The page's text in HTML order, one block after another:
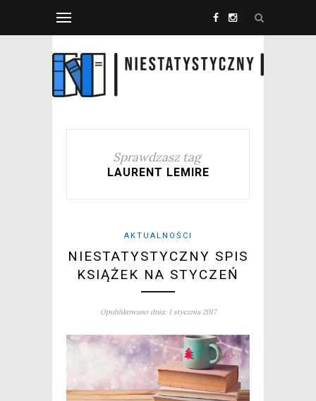
Sprawdzasz tag
LAURENT LEMIRE
AKTUALNOŚCI
NIESTATYSTYCZNY SPIS
KSIĄŻEK NA STYCZEŃ
Opublikowano dnia: 1 stycznia 2017